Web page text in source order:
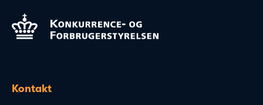
Kontakt